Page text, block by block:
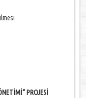
PROJESİ